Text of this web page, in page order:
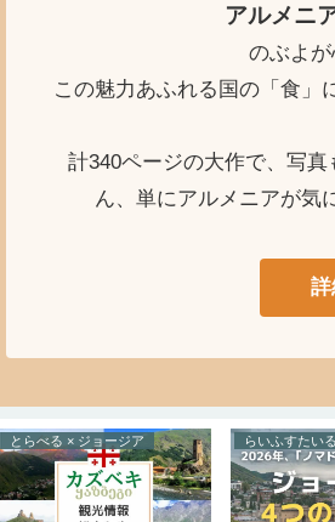
アルメニ
のぶよが
この魅力あふれる国の「食」
計340ページの大作で、写
ん、単にアルメニアが気
詳
とらべる × ジョージア